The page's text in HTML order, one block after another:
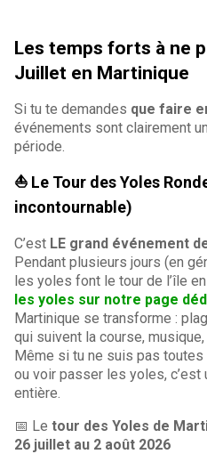
Les temps forts à ne
Juillet en Martinique
Si tu te demandes que faire
événements sont clairement
période.
⛵ Le Tour des Yoles
incontournable)
C’est LE grand événement
Pendant plusieurs jours (en
les yoles font le tour de l’île
les yoles sur notre page
Martinique se transforme :
qui suivent la course,
Même si tu ne suis pas
ou voir passer les yoles, c’est
entière.
📅 Le tour des Yoles de
26 juillet au 2 août 2026